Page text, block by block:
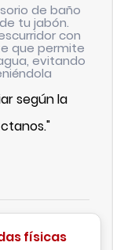
de baño
tu jabón.
con
que permite
evitando
según la
físicas